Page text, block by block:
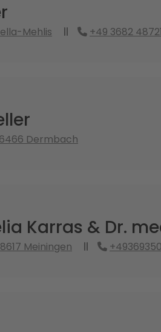
Mehlis +49 3682
Dermbach
Karras & Dr.
Meiningen